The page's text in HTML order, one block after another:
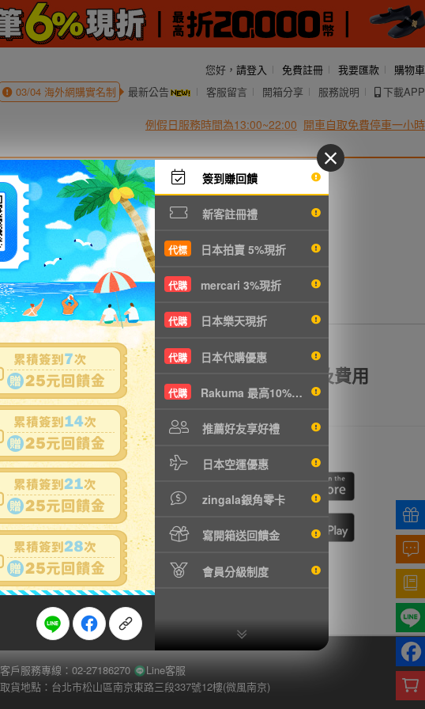
簽到賺回饋
新客註冊禮
代標 日本拍賣 5%現折
代購 mercari 3%現折
代購 日本樂天現折
代購 日本代購優惠
代購 Rakuma 最高10%現折
推薦好友享好禮
日本空運優惠
zingala銀角零卡
寫開箱送回饋金
會員分級制度
您好， 請登入 免費註冊 我要匯款
購物車
03/04海外網購實名制 最新公告 客服留言 開箱分享 服務說明 下載APP
例假日服務時間為13:00~22:00 開車自取免費停車一小時
壞全額理賠 全透明資訊及費用
關注我們
Facebook
Line
行動購物
客戶服務專線：02-27186270
Line客服
取貨地點：台北市松山區南京東路三段337號12樓(微風南京)